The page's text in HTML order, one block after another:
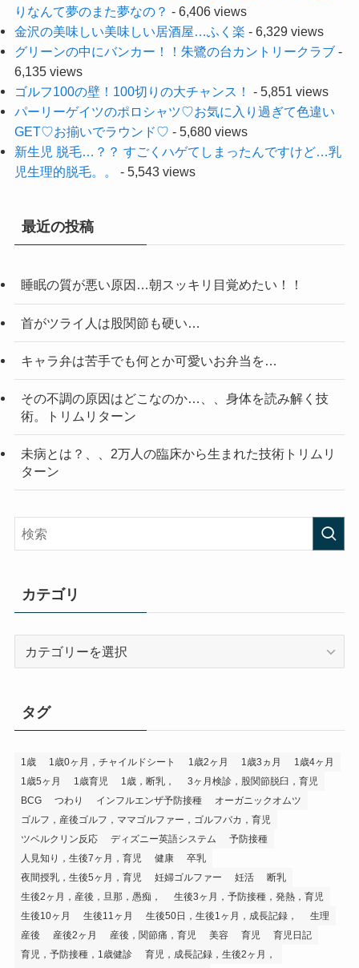
りなんて夢のまた夢なの？ - 6,406 views
金沢の美味しい美味しい居酒屋…ふく楽 - 6,329 views
グリーンの中にバンカー！！朱鷺の台カントリークラブ-
6,135 views
ゴルフ100の壁！100切りの大チャンス！
- 5,851 views
パーリーゲイツのポロシャツ♡お気に入り過ぎて色違い
GET♡お揃いでラウンド♡ - 5,680 views
新生児 脱毛…？？ すごくハゲてしまったんですけど…乳
児生理的脱毛。。
- 5,543 views
最近の投稿
睡眠の質が悪い原因…朝スッキリ目覚めたい！！
首がツライ人は股関節も硬い…
キャラ弁は苦手でも何とか可愛いお弁当を…
その不調の原因はどこなのか…、、身体を読み解く技
術。トリムリターン
未病とは？、、2万人の臨床から生まれた技術トリムリ
ターン
カテゴリ
タグ
1歳 1歳0ヶ月，チャイルドシート 1歳2ヶ月 1歳3ヵ月
1歳4ヶ月
1歳5ヶ月
1歳育児 1歳，断乳，
3ヶ月検診，股関節脱臼，育児
BCG
つわり インフルエンザ予防接種
オーガニックオムツ
ゴルフ，産後ゴルフ，ママゴルファー，ゴルフバカ，育児
ツベルクリン反応
ディズニー英語システム
予防接種
人見知り，生後7ヶ月，育児
健康
卒乳
夜間授乳，生後5ヶ月，育児
妊婦ゴルファー 妊活
断乳
生後2ヶ月，産後，旦那，愚痴，
生後3ヶ月，予防接種，発熱，育児
生後10ヶ月
生後11ヶ月 生後50日，生後1ヶ月，成長記録，
生理
産後
産後2ヶ月 産後，関節痛，育児 美容 育児
育児日記
育児，予防接種，1歳健診
育児，成長記録，生後2ヶ月，